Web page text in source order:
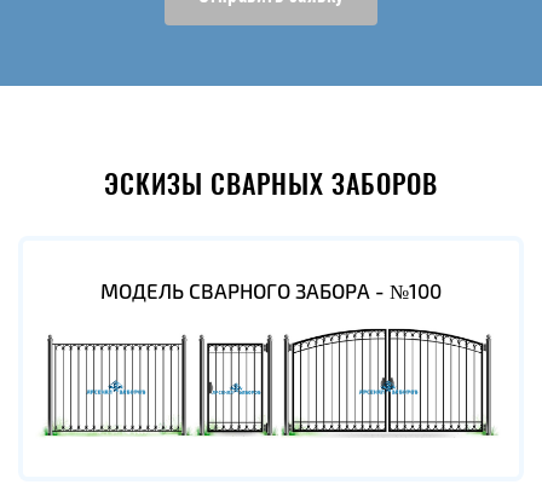
ЭСКИЗЫ СВАРНЫХ ЗАБОРОВ
МОДЕЛЬ СВАРНОГО ЗАБОРА - №100